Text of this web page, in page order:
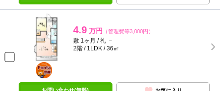
4.9 万円 （管理費等3,000円）
敷 1ヶ月 / 礼 －
2階 / 1LDK / 36㎡
ポンタ
部屋